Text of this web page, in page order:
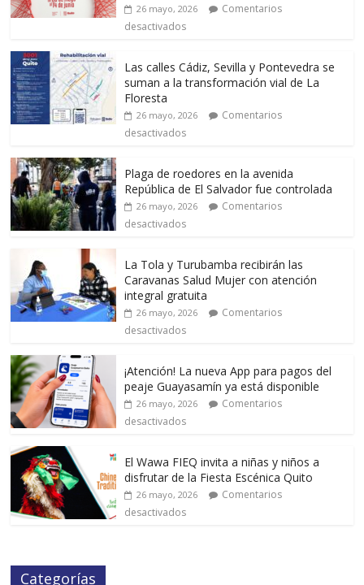
26 mayo, 2026
Comentarios
desactivados
Las calles Cádiz, Sevilla y Pontevedra se
suman a la transformación vial de La
Floresta
26 mayo, 2026
Comentarios
desactivados
Plaga de roedores en la avenida
República de El Salvador fue controlada
26 mayo, 2026
Comentarios
desactivados
La Tola y Turubamba recibirán las
Caravanas Salud Mujer con atención
integral gratuita
26 mayo, 2026
Comentarios
desactivados
¡Atención! La nueva App para pagos del
peaje Guayasamín ya está disponible
26 mayo, 2026
Comentarios
desactivados
El Wawa FIEQ invita a niñas y niños a
disfrutar de la Fiesta Escénica Quito
26 mayo, 2026
Comentarios
desactivados
Categorías